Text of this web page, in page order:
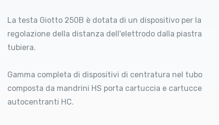
La testa Giotto 250B è dotata di un dispositivo per la
regolazione della distanza dell'elettrodo dalla piastra
tubiera.
Gamma completa di dispositivi di centratura nel tubo
composta da mandrini HS porta cartuccia e cartucce
autocentranti HC.